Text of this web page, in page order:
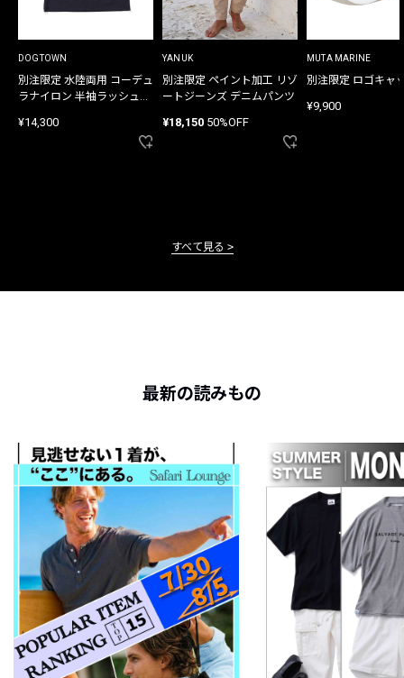
DOGTOWN
別注限定 水陸両用 コーデュ
ラナイロン 半袖ラッシュガ
¥14,300
YANUK
別注限定 ペイント加工 リゾ
ートジーンズ デニムパンツ
¥18,150 50%OFF
MUTA MARINE
別注限定 ロゴキャ
¥9,900
すべて見る
最新の読みもの